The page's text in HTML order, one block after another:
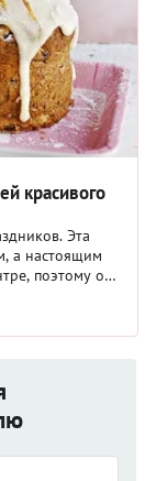
красивого
Эта
а настоящим
поэтому он
к Пасхе
минимализм